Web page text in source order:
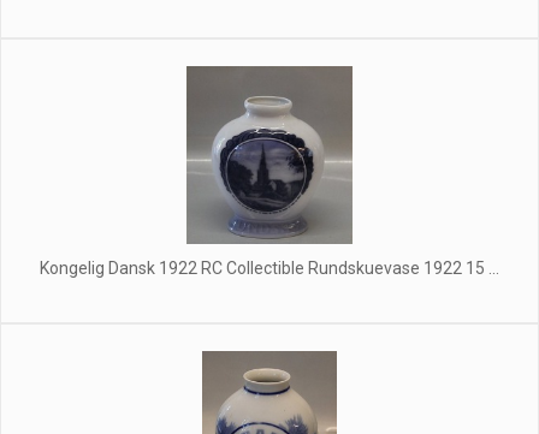
Kongelig Dansk 1922 RC Collectible Rundskuevase 1922 15 ...